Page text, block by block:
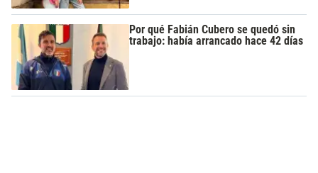
Por qué Fabián Cubero se quedó sin
trabajo: había arrancado hace 42 días